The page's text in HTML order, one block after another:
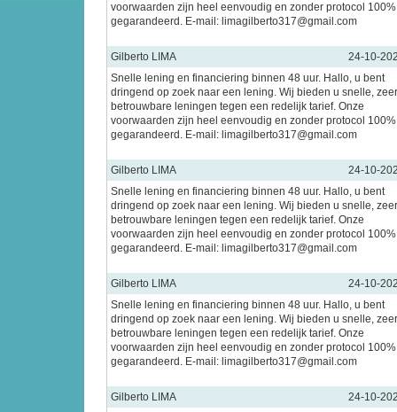
voorwaarden zijn heel eenvoudig en zonder protocol 100%
gegarandeerd. E-mail: limagilberto317@gmail.com
Gilberto LIMA
24-10-
Snelle lening en financiering binnen 48 uur. Hallo, u bent
dringend op zoek naar een lening. Wij bieden u snelle, zeer
betrouwbare leningen tegen een redelijk tarief. Onze
voorwaarden zijn heel eenvoudig en zonder protocol 100%
gegarandeerd. E-mail: limagilberto317@gmail.com
Gilberto LIMA
24-10-
Snelle lening en financiering binnen 48 uur. Hallo, u bent
dringend op zoek naar een lening. Wij bieden u snelle, zeer
betrouwbare leningen tegen een redelijk tarief. Onze
voorwaarden zijn heel eenvoudig en zonder protocol 100%
gegarandeerd. E-mail: limagilberto317@gmail.com
Gilberto LIMA
24-10-
Snelle lening en financiering binnen 48 uur. Hallo, u bent
dringend op zoek naar een lening. Wij bieden u snelle, zeer
betrouwbare leningen tegen een redelijk tarief. Onze
voorwaarden zijn heel eenvoudig en zonder protocol 100%
gegarandeerd. E-mail: limagilberto317@gmail.com
Gilberto LIMA
24-10-